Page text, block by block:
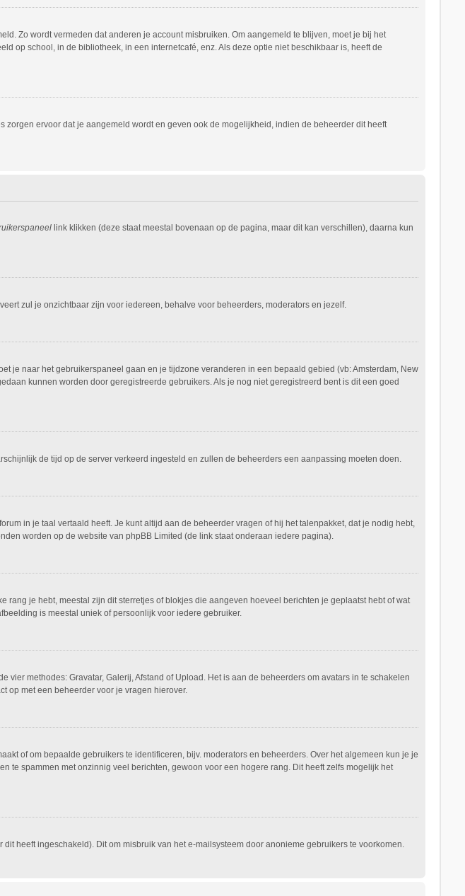
Zo wordt vermeden dat anderen je account misbruiken. Om aangemeld te blijven, moet je bij het
op school, in de bibliotheek, in een internetcafé, enz. Als deze optie niet beschikbaar is, heeft de
ervoor dat je aangemeld wordt en geven ook de mogelijkheid, indien de beheerder dit heeft
link klikken (deze staat meestal bovenaan op de pagina, maar dit kan verschillen), daarna kun
zul je onzichtbaar zijn voor iedereen, behalve voor beheerders, moderators en jezelf.
je naar het gebruikerspaneel gaan en je tijdzone veranderen in een bepaald gebied (vb: Amsterdam, New
kunnen worden door geregistreerde gebruikers. Als je nog niet geregistreerd bent is dit een goed
de tijd op de server verkeerd ingesteld en zullen de beheerders een aanpassing moeten doen.
in je taal vertaald heeft. Je kunt altijd aan de beheerder vragen of hij het talenpakket, dat je nodig hebt,
worden op de website van phpBB Limited (de link staat onderaan iedere pagina).
je hebt, meestal zijn dit sterretjes of blokjes die aangeven hoeveel berichten je geplaatst hebt of wat
is meestal uniek of persoonlijk voor iedere gebruiker.
methodes: Gravatar, Galerij, Afstand of Upload. Het is aan de beheerders om avatars in te schakelen
op met een beheerder voor je vragen hierover.
of om bepaalde gebruikers te identificeren, bijv. moderators en beheerders. Over het algemeen kun je je
te spammen met onzinnig veel berichten, gewoon voor een hogere rang. Dit heeft zelfs mogelijk het
heeft ingeschakeld). Dit om misbruik van het e-mailsysteem door anonieme gebruikers te voorkomen.